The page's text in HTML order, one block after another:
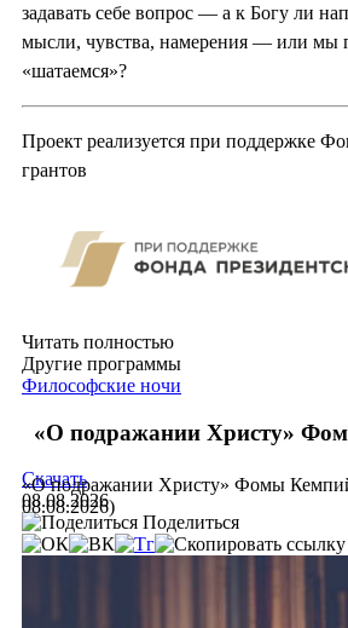
задавать себе вопрос — а к Богу ли
мысли, чувства, намерения — или мы
«шатаемся»?
Проект реализуется при поддержке
грантов
Читать полностью
Другие программы
Философские ночи
«О подражании Христу»
«О подражании Христу» Фомы
08.08.2026)
Скачать
08.08.2026
Поделиться